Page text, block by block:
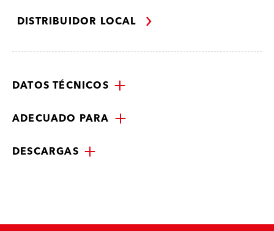
DISTRIBUIDOR LOCAL
DATOS TÉCNICOS
ADECUADO PARA
DESCARGAS